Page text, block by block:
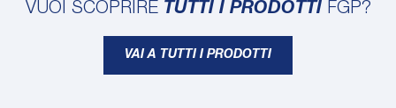
VUOI SCOPRIRE TUTTI I PRODOTTIFGP?
VAI A TUTTI I PRODOTTI